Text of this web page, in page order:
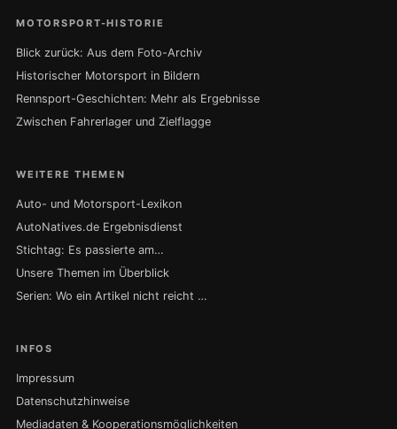
MOTORSPORT-HISTORIE
Blick zurück: Aus dem Foto-Archiv
Historischer Motorsport in Bildern
Rennsport-Geschichten: Mehr als Ergebnisse
Zwischen Fahrerlager und Zielflagge
WEITERE THEMEN
Auto- und Motorsport-Lexikon
AutoNatives.de Ergebnisdienst
Stichtag: Es passierte am…
Unsere Themen im Überblick
Serien: Wo ein Artikel nicht reicht …
INFOS
Impressum
Datenschutzhinweise
Mediadaten & Kooperationsmöglichkeiten